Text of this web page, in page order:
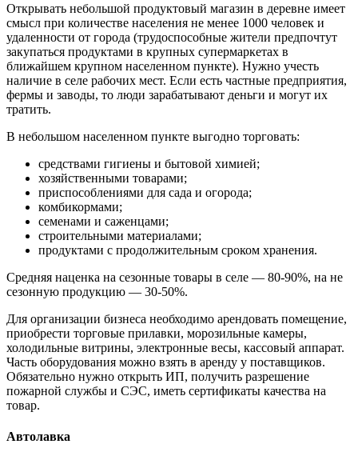
Открывать небольшой продуктовый магазин в деревне имеет
смысл при количестве населения не менее 1000 человек и
удаленности от города (трудоспособные жители предпочтут
закупаться продуктами в крупных супермаркетах в
ближайшем крупном населенном пункте). Нужно учесть
наличие в селе рабочих мест. Если есть частные предприятия,
фермы и заводы, то люди зарабатывают деньги и могут их
тратить.
В небольшом населенном пункте выгодно торговать:
средствами гигиены и бытовой химией;
хозяйственными товарами;
приспособлениями для сада и огорода;
комбикормами;
семенами и саженцами;
строительными материалами;
продуктами с продолжительным сроком хранения.
Средняя наценка на сезонные товары в селе — 80-90%, на не
сезонную продукцию — 30-50%.
Для организации бизнеса необходимо арендовать помещение,
приобрести торговые прилавки, морозильные камеры,
холодильные витрины, электронные весы, кассовый аппарат.
Часть оборудования можно взять в аренду у поставщиков.
Обязательно нужно открыть ИП, получить разрешение
пожарной службы и СЭС, иметь сертификаты качества на
товар.
Автолавка